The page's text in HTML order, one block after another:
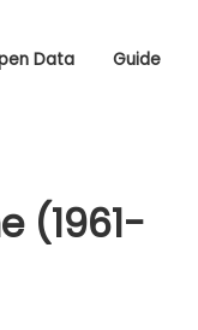
Data Guide
(1961-